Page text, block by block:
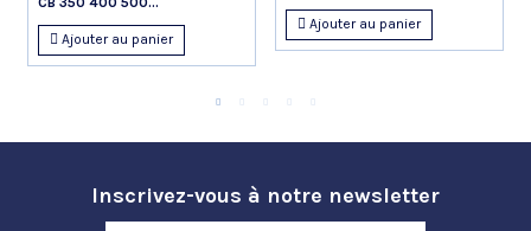
Ajouter au panier
Ajouter au panier
Inscrivez-vous à notre newsletter